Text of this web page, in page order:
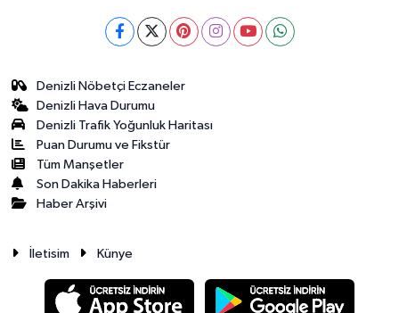
Denizli Nöbetçi Eczaneler
Denizli Hava Durumu
Denizli Trafik Yoğunluk Haritası
Puan Durumu ve Fikstür
Tüm Manşetler
Son Dakika Haberleri
Haber Arşivi
İletisim Künye